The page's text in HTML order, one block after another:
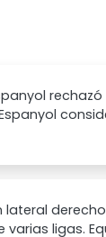
lateral
ligas.